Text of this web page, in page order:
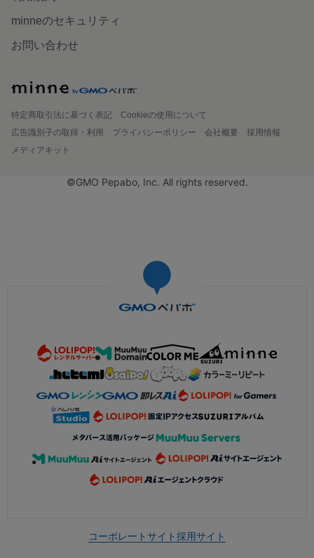
minneのセキュリティ
お問い合わせ
特定商取引法に基づく表記
Cookieの使用について
広告識別子の取得・利用
プライバシーポリシー 会社概要
採用情報
メディアキット
©GMO Pepabo, Inc. All rights reserved.
コーポレートサイト採用サイト